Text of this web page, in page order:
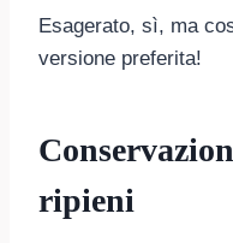
Esagerato, sì, ma
versione preferita!
ripieni